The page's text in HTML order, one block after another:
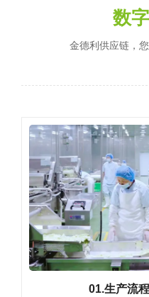
数
⾦德利供应链，
01.生产流